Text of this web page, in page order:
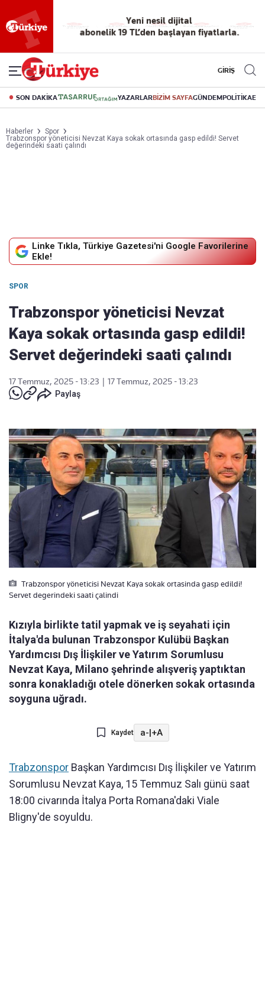
Yeni nesil dijital
abonelik 19 TL’den başlayan fiyatlarla.
GİRİŞ
SON DAKİKA YAZARLARBİZİM SAYFAGÜNDEMPOLİTİKA
Haberler
Spor
Trabzonspor yöneticisi Nevzat Kaya sokak ortasında gasp edildi! Servet
değerindeki saati çalındı
Linke Tıkla, Türkiye Gazetesi'ni Google Favorilerine
Ekle!
SPOR
Trabzonspor yöneticisi Nevzat
Kaya sokak ortasında gasp edildi!
Servet değerindeki saati çalındı
17 Temmuz, 2025 - 13:23
17 Temmuz, 2025 - 13:23
Paylaş
Trabzonspor yöneticisi Nevzat Kaya sokak ortasinda gasp edildi!
Servet degerindeki saati çalindi
Kızıyla birlikte tatil yapmak ve iş seyahati için
İtalya'da bulunan Trabzonspor Kulübü Başkan
Yardımcısı Dış İlişkiler ve Yatırım Sorumlusu
Nevzat Kaya, Milano şehrinde alışveriş yaptıktan
sonra konakladığı otele dönerken sokak ortasında
soyguna uğradı.
Kaydet a-|+A
Trabzonspor Başkan Yardımcısı Dış İlişkiler ve Yatırım
Sorumlusu Nevzat Kaya, 15 Temmuz Salı günü saat
18:00 civarında İtalya Porta Romana'daki Viale
Bligny'de soyuldu.